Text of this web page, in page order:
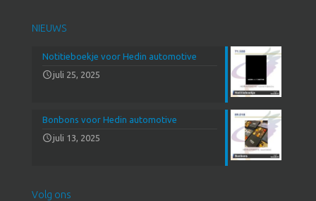
NIEUWS
Notitieboekje voor Hedin automotive
juli 25, 2025
Bonbons voor Hedin automotive
juli 13, 2025
Volg ons